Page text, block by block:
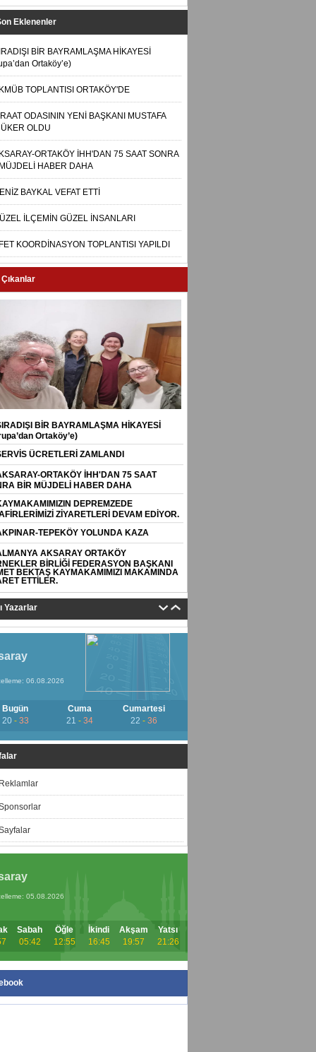
Eklenenler
BİR BAYRAMLAŞMA HİKAYESİ
Ortaköy’e)
TOPLANTISI ORTAKÖY'DE
ODASININ YENİ BAŞKANI MUSTAFA
OLDU
ORTAKÖY İHH'DAN 75 SAAT SONRA
HABER DAHA
BAYKAL VEFAT ETTİ
İLÇEMİN GÜZEL İNSANLARI
KOORDİNASYON TOPLANTISI YAPILDI
BİR BAYRAMLAŞMA HİKAYESİ
Ortaköy’e)
ÜCRETLERİ ZAMLANDI
ORTAKÖY İHH'DAN 75 SAAT
BİR MÜJDELİ HABER DAHA
DEPREMZEDE
ZİYARETLERİ DEVAM EDİYOR.
TEPEKÖY YOLUNDA KAZA
AKSARAY ORTAKÖY
BİRLİĞİ FEDERASYON BAŞKANI
BEKTAŞ KAYMAKAMIMIZI MAKAMINDA
ETTİLER.
Yazarlar
06.08.2026
Bugün
20- 33
Cuma
21 - 34
Cumartesi
22 - 36
05.08.2026
Sabah
05:42
Öğle
12:55
İkindi
16:45
Akşam
19:57
Yatsı
21:26